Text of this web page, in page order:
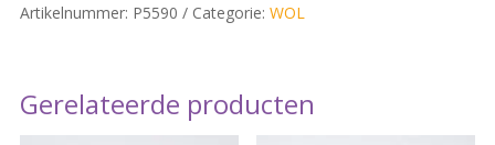
Artikelnummer: P5590 Categorie: WOL
Gerelateerde producten